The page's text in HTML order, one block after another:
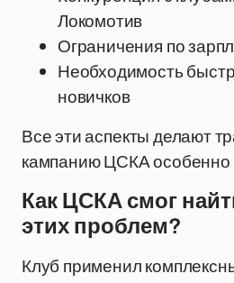
Локомотив
Ограничения по
Необходимость
новичков
Все эти аспекты делают
кампанию ЦСКА особенно
Как ЦСКА смог
этих проблем?
Клуб применил